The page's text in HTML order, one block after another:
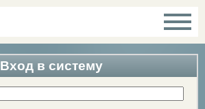
Вход в систему